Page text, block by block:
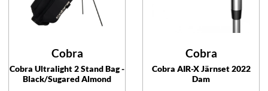
Cobra
Cobra Ultralight 2 Stand Bag -
Black/Sugared Almond
Cobra
Cobra AIR-X Järnset 2022
Dam